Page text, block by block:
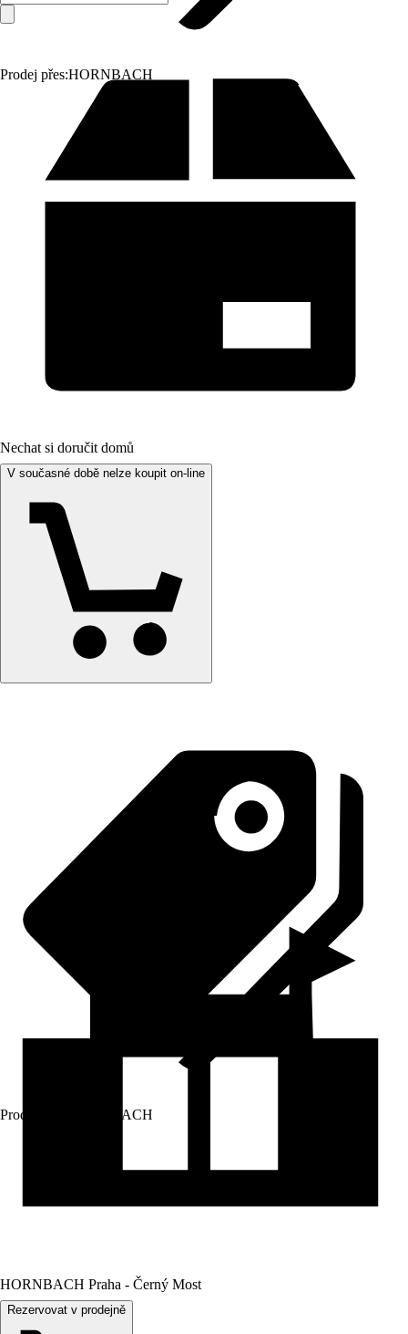
Prodej přes:HORNBACH
Nechat si doručit domů
V současné době nelze koupit on-line
Prodej přes: HORNBACH
HORNBACH Praha - Černý Most
Rezervovat v prodejně